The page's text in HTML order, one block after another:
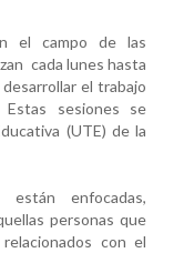
el campo de las
cada lunes hasta
el trabajo
sesiones se
(UTE) de la
enfocadas,
personas que
con el